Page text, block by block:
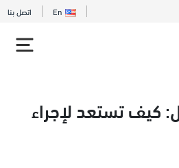
En اتصل بنا
كيف تستعد لإجراء